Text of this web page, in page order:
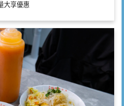
大享優惠